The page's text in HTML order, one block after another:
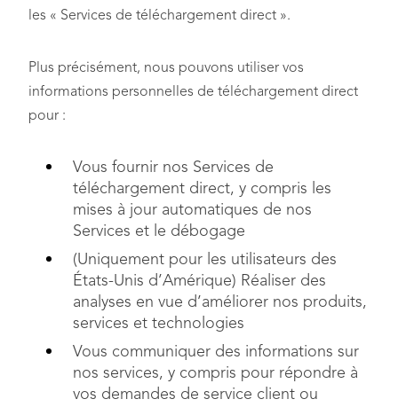
les « Services de téléchargement direct ».
Plus précisément, nous pouvons utiliser vos
informations personnelles de téléchargement direct
pour :
Vous fournir nos Services de
téléchargement direct, y compris les
mises à jour automatiques de nos
Services et le débogage
(Uniquement pour les utilisateurs des
États-Unis d’Amérique) Réaliser des
analyses en vue d’améliorer nos produits,
services et technologies
Vous communiquer des informations sur
nos services, y compris pour répondre à
vos demandes de service client ou